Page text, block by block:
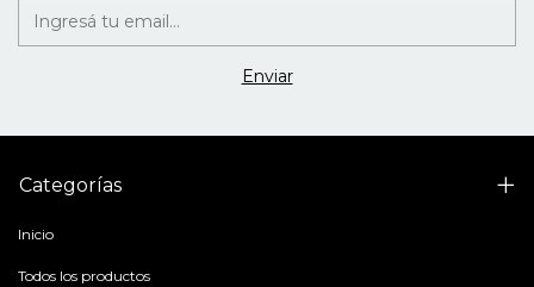
Categorías
Inicio
Todos los productos